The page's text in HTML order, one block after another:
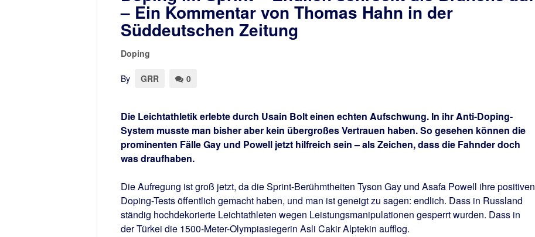
– Ein Kommentar von Thomas Hahn in der
Süddeutschen Zeitung
Doping
By GRR 0
Die Leichtathletik erlebte durch Usain Bolt einen echten Aufschwung. In ihr Anti-Doping-
System musste man bisher aber kein übergroßes Vertrauen haben. So gesehen können die
prominenten Fälle Gay und Powell jetzt hilfreich sein – als Zeichen, dass die Fahnder doch
was draufhaben.
Die Aufregung ist groß jetzt, da die Sprint-Berühmtheiten Tyson Gay und Asafa Powell ihre positiven
Doping-Tests öffentlich gemacht haben, und man ist geneigt zu sagen: endlich. Dass in Russland
ständig hochdekorierte Leichtathleten wegen Leistungsmanipulationen gesperrt wurden. Dass in
der Türkei die 1500-Meter-Olympiasiegerin Asli Cakir Alptekin aufflog.